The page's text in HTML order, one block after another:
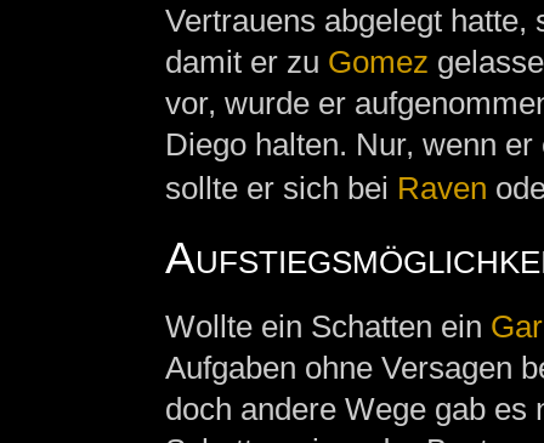
Vertrauens abgelegt
damit er zu Gomez
vor, wurde er
Diego halten. Nur, wenn
sollte er sich bei Raven
Wollte ein Schatten ein
Aufgaben ohne Versagen
doch andere Wege gab es